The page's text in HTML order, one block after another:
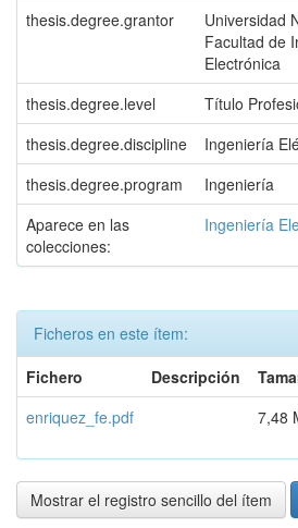
thesis.degree.grantor
Universidad
Facultad de
Electrónica
thesis.degree.level
Título
thesis.degree.discipline
Ingeniería
thesis.degree.program
Ingeniería
Aparece en las
colecciones:
Ingeniería
Ficheros en este ítem:
Fichero
Descripción
enriquez_fe.pdf
7,48
Mostrar el registro sencillo del ítem